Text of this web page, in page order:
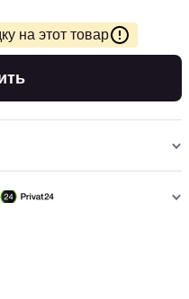
на этот товар